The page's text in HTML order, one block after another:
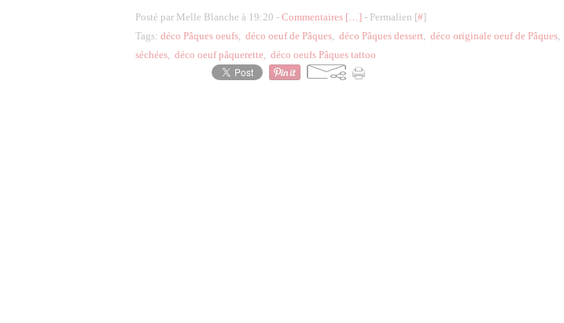
Posté par Melle Blanche à 19:20 - Commentaires […] - Permalien [#]
Tags: déco Pâques oeufs, déco oeuf de Pâques, déco Pâques dessert, déco originale oeuf de Pâques,
séchées, déco oeuf pâquerette, déco oeufs Pâques tattoo